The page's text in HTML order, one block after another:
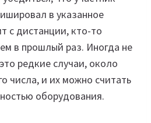
в указанное
с дистанции, кто-то
в прошлый раз. Иногда не
редкие случаи, около
числа, и их можно считать
оборудования.